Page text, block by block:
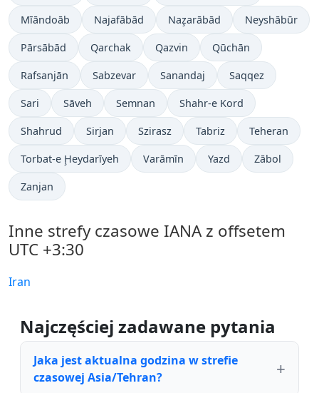
Mīāndoāb Najafābād Naz̧arābād Neyshābūr
Pārsābād Qarchak Qazvin Qūchān
Rafsanjān Sabzevar Sanandaj Saqqez
Sari Sāveh Semnan Shahr-e Kord
Shahrud Sirjan Szirasz Tabriz Teheran
Torbat-e Ḩeydarīyeh Varāmīn Yazd Zābol
Zanjan
Inne strefy czasowe IANA z offsetem
UTC +3:30
Iran
Najczęściej zadawane pytania
Jaka jest aktualna godzina w strefie
czasowej Asia/Tehran?